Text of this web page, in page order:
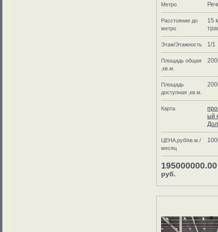
Метро
Расстояние до
метро
15
Этаж/Этажность 1/1
Площадь общая
,кв.м.
Площадь
доступная ,кв.м.
Карта
ый
ЦЕНА,руб/кв.м./
месяц
195000000.00
руб.